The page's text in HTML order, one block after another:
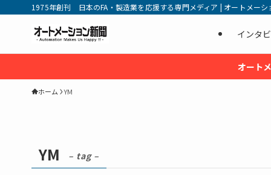
1975年創刊 日本のFA・製造業を応援する専門メディア | オートメー
インタ
オート
ホーム YM
YM – tag –